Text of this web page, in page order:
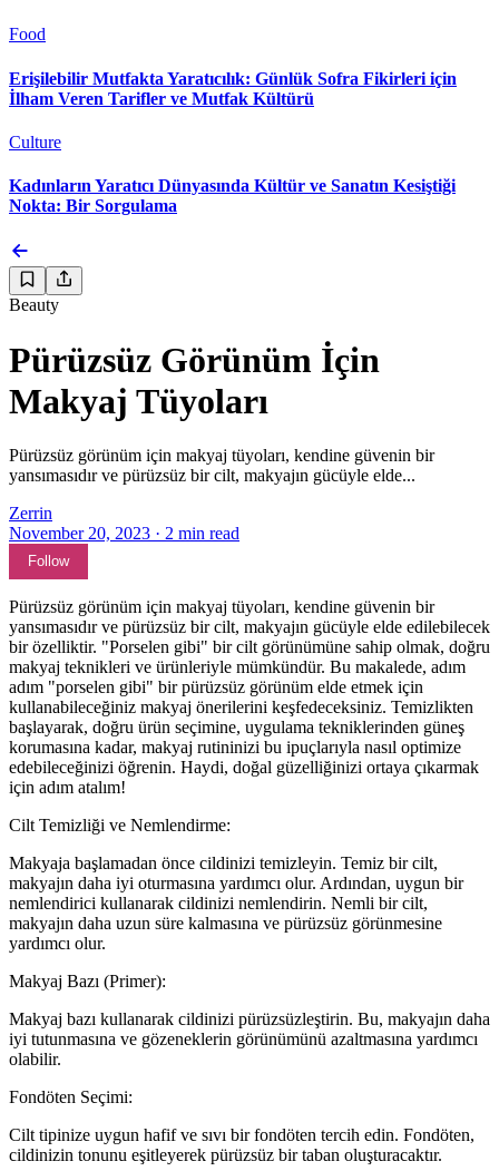
Food
Erişilebilir Mutfakta Yaratıcılık: Günlük Sofra Fikirleri için
İlham Veren Tarifler ve Mutfak Kültürü
Culture
Kadınların Yaratıcı Dünyasında Kültür ve Sanatın Kesiştiği
Nokta: Bir Sorgulama
Beauty
Pürüzsüz Görünüm İçin
Makyaj Tüyoları
Pürüzsüz görünüm için makyaj tüyoları, kendine güvenin bir
yansımasıdır ve pürüzsüz bir cilt, makyajın gücüyle elde...
Zerrin
November 20, 2023 · 2 min read
Follow
Pürüzsüz görünüm için makyaj tüyoları, kendine güvenin bir
yansımasıdır ve pürüzsüz bir cilt, makyajın gücüyle elde edilebilecek
bir özelliktir. "Porselen gibi" bir cilt görünümüne sahip olmak, doğru
makyaj teknikleri ve ürünleriyle mümkündür. Bu makalede, adım
adım "porselen gibi" bir pürüzsüz görünüm elde etmek için
kullanabileceğiniz makyaj önerilerini keşfedeceksiniz. Temizlikten
başlayarak, doğru ürün seçimine, uygulama tekniklerinden güneş
korumasına kadar, makyaj rutininizi bu ipuçlarıyla nasıl optimize
edebileceğinizi öğrenin. Haydi, doğal güzelliğinizi ortaya çıkarmak
için adım atalım!
Cilt Temizliği ve Nemlendirme:
Makyaja başlamadan önce cildinizi temizleyin. Temiz bir cilt,
makyajın daha iyi oturmasına yardımcı olur. Ardından, uygun bir
nemlendirici kullanarak cildinizi nemlendirin. Nemli bir cilt,
makyajın daha uzun süre kalmasına ve pürüzsüz görünmesine
yardımcı olur.
Makyaj Bazı (Primer):
Makyaj bazı kullanarak cildinizi pürüzsüzleştirin. Bu, makyajın daha
iyi tutunmasına ve gözeneklerin görünümünü azaltmasına yardımcı
olabilir.
Fondöten Seçimi:
Cilt tipinize uygun hafif ve sıvı bir fondöten tercih edin. Fondöten,
cildinizin tonunu eşitleyerek pürüzsüz bir taban oluşturacaktır.